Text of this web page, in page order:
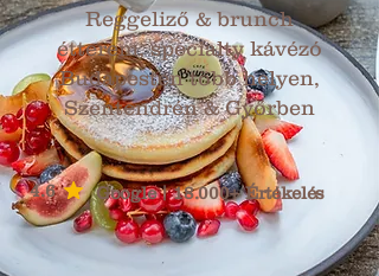
Reggeliző & brunch
étterem, specialty kávézó
Budapesten több helyen,
Szentendrén & Győrben
4.6 Google | 18.000+ Értékelés